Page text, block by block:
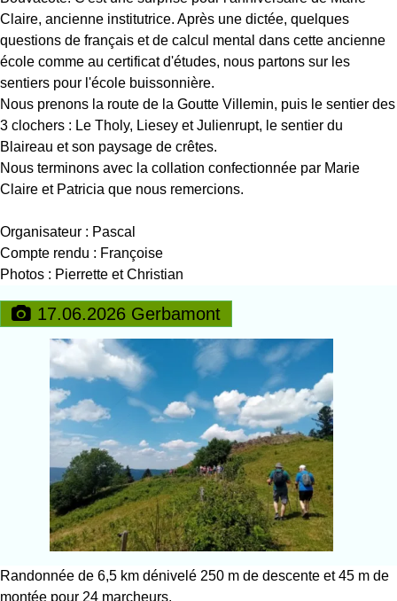
Claire, ancienne institutrice. Après une dictée, quelques
questions de français et de calcul mental dans cette ancienne
école comme au certificat d'études, nous partons sur les
sentiers pour l'école buissonnière.
Nous prenons la route de la Goutte Villemin, puis le sentier des
3 clochers : Le Tholy, Liesey et Julienrupt, le sentier du
Blaireau et son paysage de crêtes.
Nous terminons avec la collation confectionnée par Marie
Claire et Patricia que nous remercions.
Organisateur : Pascal
Compte rendu : Françoise
Photos : Pierrette et Christian
17.06.2026 Gerbamont
Randonnée de 6,5 km dénivelé 250 m de descente et 45 m de
montée pour 24 marcheurs.